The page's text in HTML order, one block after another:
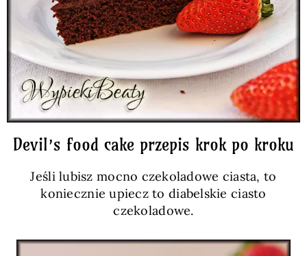
Devil’s food cake przepis krok po kroku
Jeśli lubisz mocno czekoladowe ciasta, to
koniecznie upiecz to diabelskie ciasto
czekoladowe.